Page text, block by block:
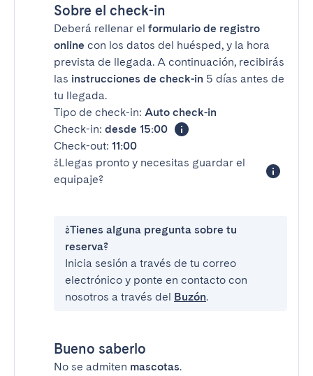
Sobre el check-in
Deberá rellenar el formulario de registro
online con los datos del huésped, y la hora
prevista de llegada. A continuación, recibirás
las instrucciones de check-in 5 días antes de
tu llegada.
Tipo de check-in: Auto check-in
Check-in: desde 15:00
Check-out: 11:00
¿Llegas pronto y necesitas guardar el
equipaje?
¿Tienes alguna pregunta sobre tu
reserva?
Inicia sesión a través de tu correo
electrónico y ponte en contacto con
nosotros a través del Buzón.
Bueno saberlo
No se admiten mascotas.